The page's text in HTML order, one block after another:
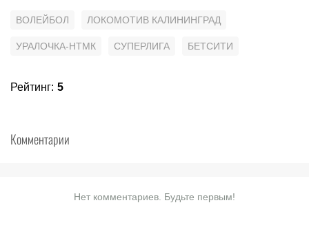
ВОЛЕЙБОЛ ЛОКОМОТИВ КАЛИНИНГРАД
УРАЛОЧКА-НТМК СУПЕРЛИГА БЕТСИТИ
Рейтинг: 5
Комментарии
Нет комментариев. Будьте первым!